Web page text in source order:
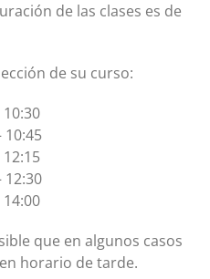
de las clases es de
de su curso:
que en algunos casos
horario de tarde.